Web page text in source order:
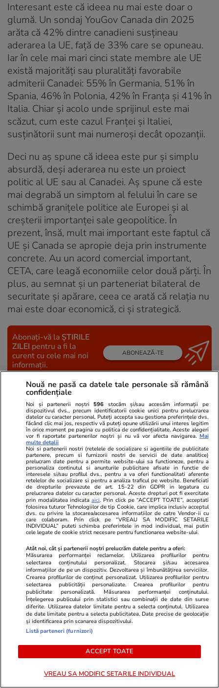
Interesant este că ideea nu mai este doar o
glumă. Un sondaj YouGov Canada din 2025
arăta că 42% dintre canadieni susțineau
aderarea la UE, față de 33% care se opuneau.
Iar în cele mai mari cinci state membre ale UE
există majorități sau pluralități favorabile
admiterii Canadei: 55% în Germania, 51% în
Spania, 46% în Polonia, 42% în Franța și 41% în
Italia. Chiar și acolo unde sprijinul este mai
scăzut, cum este cazul Franței și Italiei,
susținătorii sunt mai numeroși decât opozanții.
Deci nu aș spune că ideea este pur și simplu
absurdă, deși aderarea nu este un proiect
politic al UE sau al Canadei. Aș spune că este
mai degrabă un simptom al felului în care se
schimbă granițele politice ale Europei și al
creșterii importanței sale geopolitice. În
prezent, însă, mult mai important este faptul că
UE și Canada se apropie deja prin instrumente
concrete. Au un acord comercial important,
CETA, care leagă economiile celor două părți. În
plus, au semnat și un parteneriat bilateral de
securitate și apărare, ceea ce arată că relația nu
mai este doar economică, ci și strategică.
Abonați-vă la ȘTIRILE
ZILEI pentru a fi la
curent cu cele mai noi
informații.
ABONEAZĂ-TE
URMĂREȘTE CEL MAI NOU VIDEO
Drona de la Padina, Buzău, a explodat deasupra
turmei păzite de ciobanul Lupu. „Numai de
au speriat”
Share Comentează
Abonați-vă la canalul Libertatea de WhatsApp pentru
a fi la curent cu ultimele informații
Nouă ne pasă ca datele tale personale să rămână
confidențiale
Noi și partenerii noștri 596 stocăm și/sau accesăm informații pe
dispozitivul dvs., precum identificatorii cookie unici pentru prelucrarea
datelor cu caracter personal. Puteți accepta sau gestiona preferințele dvs.
făcând clic mai jos, respectiv vă puteți opune utilizării unui interes legitim
în orice moment pe pagina cu politica de confidențialitate. Aceste alegeri
vor fi raportate partenerilor noștri și nu vă vor afecta navigarea. Mai
multe detalii
Noi si partenerii nostri (retelele de socializare si agentiile de publicitate
partenere, precum si furnizorii nostri de servicii de date analitice)
prelucram date pentru a permite website-ului sa functioneze, pentru a
personaliza continutul si anunturile publicitare afisate in functie de
interesele si/sau profilul dvs., pentru a va oferi functionalitati aferente
retelelor de socializare si pentru a analiza traficul pe website. Beneficiati
de drepturile prevazute de art. 15-22 din GDPR in legatura cu
prelucrarea datelor cu caracter personal. Aceste drepturi pot fi exercitate
prin modalitatea indicataaici. Prin click pe “ACCEPT TOATE”, acceptati
folosirea tuturor Tehnologiilor de tip Cookie, care implica inclusiv acceptul
dvs. cu privire la stocarea/accesarea informatiilor de catre Vendor-ii cu
care colaboram. Prin click pe “VREAU SA MODIFIC SETARILE
INDIVIDUAL” puteti schimba preferintele in mod individual, mai putin
cele legate de cookie strict necesare pentru functionarea website-ului.
Atât noi, cât și partenerii noștri prelucrăm datele pentru a oferi:
Măsurarea performanței reclamelor. Utilizarea profilurilor pentru
selectarea conținutului personalizat. Stocarea și/sau accesarea
informațiilor de pe un dispozitiv. Dezvoltarea și îmbunătățirea serviciilor.
Crearea profilurilor de conținut personalizat. Utilizarea profilurilor pentru
selectarea publicității personalizate. Crearea profilurilor pentru
publicitate personalizată. Măsurarea performanței conținutului.
Înțelegerea publicului prin statistici sau combinații de date din surse
diferite. Utilizarea datelor limitate pentru a selecta conținutul. Utilizarea
de date limitate pentru a selecta publicitatea. Date precise de geolocație
și identificarea prin scanarea dispozitivului.
Listă parteneri (furnizori)
ACCEPT TOATE
VREAU SA MODIFIC SETARILE INDIVIDUAL